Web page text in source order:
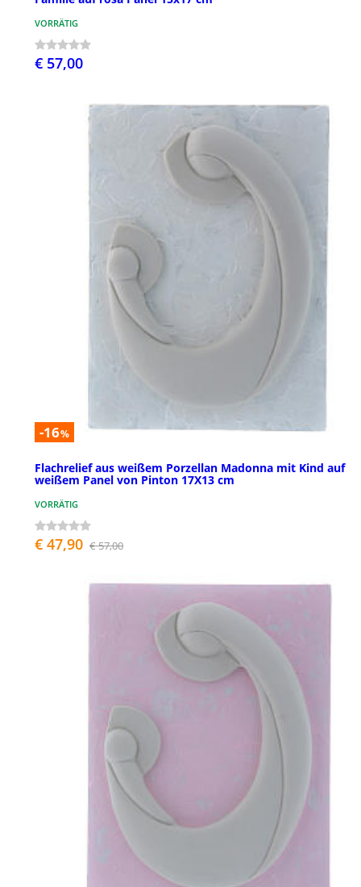
VORRÄTIG
€ 57,00
-16%
Flachrelief aus weißem Porzellan Madonna mit Kind auf
weißem Panel von Pinton 17X13 cm
VORRÄTIG
€ 47,90 € 57,00